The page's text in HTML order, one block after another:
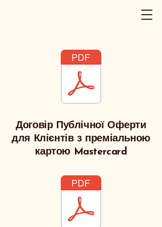
Договір Публічної Оферти
для Клієнтів з преміальною
картою Mastercard